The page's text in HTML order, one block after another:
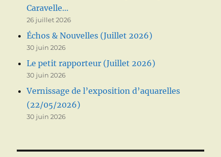
Caravelle…
26 juillet 2026
Échos & Nouvelles (Juillet 2026)
30 juin 2026
Le petit rapporteur (Juillet 2026)
30 juin 2026
Vernissage de l’exposition d’aquarelles
(22/05/2026)
30 juin 2026